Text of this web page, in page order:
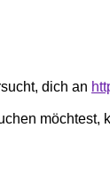
dich an
möchtest,